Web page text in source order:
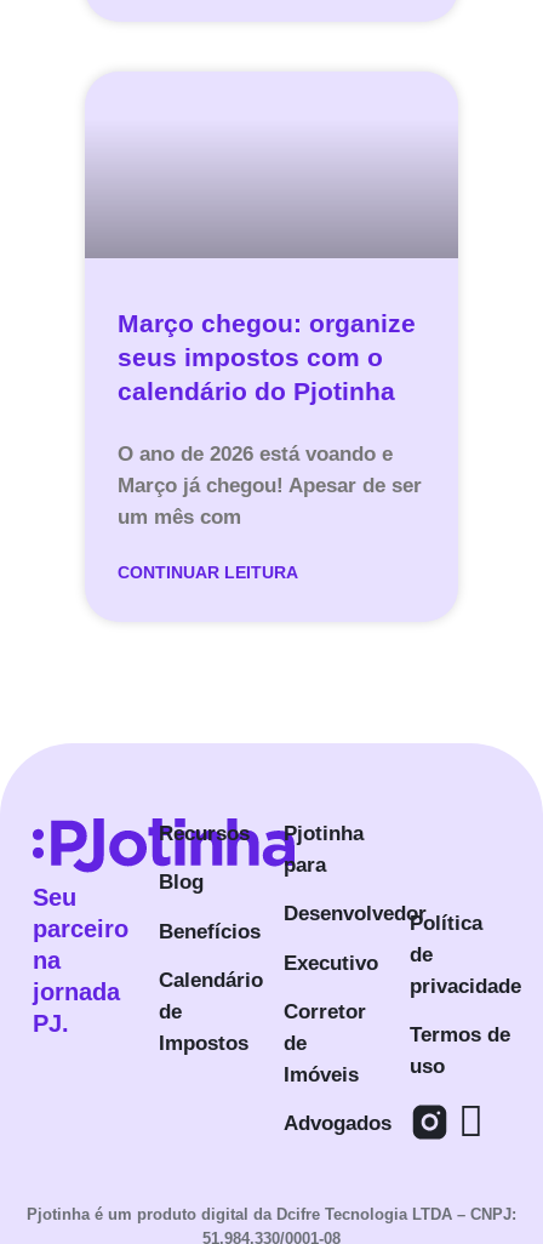
Março chegou: organize
seus impostos com o
calendário do Pjotinha
O ano de 2026 está voando e
Março já chegou! Apesar de ser
um mês com
CONTINUAR LEITURA
Seu
parceiro
na
jornada
PJ.
Recursos
Blog
Benefícios
Calendário
de
Impostos
Pjotinha
para
Desenvolvedor
Executivo
Corretor
de
Imóveis
Advogados
Política
de
privacidade
Termos de
uso
Pjotinha é um produto digital da Dcifre Tecnologia LTDA – CNPJ:
51.984.330/0001-08